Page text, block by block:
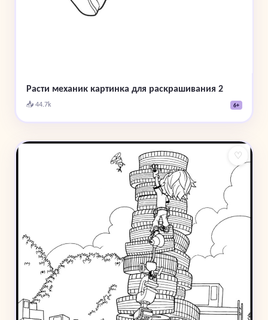
Расти механик картинка для раскрашивания 2
📥 44.7k 6+
♡